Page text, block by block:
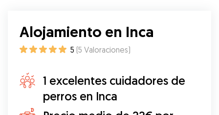
Alojamiento en Inca
5 (5 Valoraciones)
1 excelentes cuidadores de
perros en Inca